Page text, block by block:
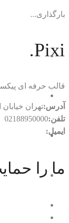
بارگذاری...
Pixi.
قالب حرفه ای
آدرس:تهران
تلفن:02188950000
ایمیل:
ما را